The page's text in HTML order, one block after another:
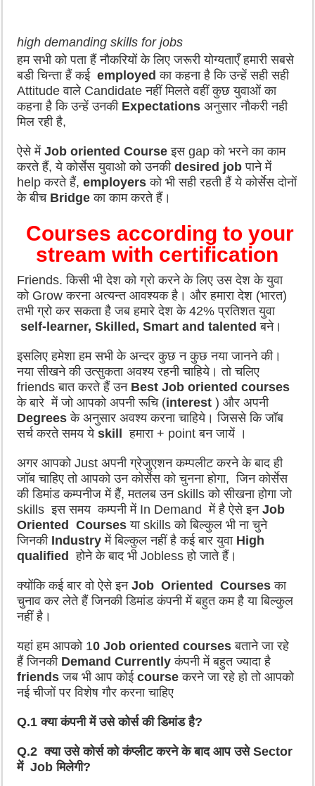
high demanding skills for jobs
हम सभी को पता हैं नौकरियों के लिए जरूरी योग्यताएँ हमारी सबसे
बडी चिन्ता हैं कईemployed का कहना है कि उन्हें सही सही
Attitude वाले Candidate नहीं मिलते वहीं कुछ युवाओं का
कहना है कि उन्हें उनकी Expectations अनुसार नौकरी नही
मिल रही है,
ऐसे मेंJob oriented Course इस gap को भरने का काम
करते हैं, ये कोर्सेस युवाओ को उनकीdesired job पाने में
help करते हैं,employers को भी सही रहती हैं ये कोर्सेस दोनों
के बीच Bridge का काम करते हैं।
Courses according to your
stream with certification
Friends. किसी भी देश को ग्रो करने के लिए उस देश के युवा
को Grow करना अत्यन्त आवश्यक है। और हमारा देश (भारत)
तभी ग्रो कर सकता है जब हमारे देश के 42% प्रतिशत युवा
self-learner, Skilled, Smart and talented बने।
इसलिए हमेशा हम सभी के अन्दर कुछ न कुछ नया जानने की।
नया सीखने की उत्सुकता अवश्य रहनी चाहिये। तो चलिए
friends बात करते हैं उन Best Job oriented courses
के बारे में जो आपको अपनी रूचि (interest ) और अपनी
Degrees के अनुसार अवश्य करना चाहिये। जिससे कि जॉब
सर्च करते समय येskillहमारा + point बन जायें ।
अगर आपको Just अपनी ग्रेजुएशन कम्पलीट करने के बाद ही
जॉब चाहिए तो आपको उन कोर्सेस को चुनना होगा, जिन कोर्सेस
की डिमांड कम्पनीज में हैं, मतलब उन skills को सीखना होगा जो
skills इस समय कम्पनी में In Demand में है ऐसे इनJob
Oriented Courses या skills को बिल्कुल भी ना चुने
जिनकी Industry में बिल्कुल नहीं है कई बार युवा High
qualified होने के बाद भी Jobless हो जाते हैं।
क्योंकि कई बार वो ऐसे इनJob Oriented Courses का
चुनाव कर लेते हैं जिनकी डिमांड कंपनी में बहुत कम है या बिल्कुल
नहीं है।
यहां हम आपको 10 Job oriented courses बताने जा रहे
हैं जिनकी Demand Currently कंपनी में बहुत ज्यादा है
friends जब भी आप कोईcourse करने जा रहे हो तो आपको
नई चीजों पर विशेष गौर करना चाहिए
Q.1 क्या कंपनी में उसे कोर्स की डिमांड है?
Q.2 क्या उसे कोर्स को कंप्लीट करने के बाद आप उसे Sector
में Job मिलेगी?